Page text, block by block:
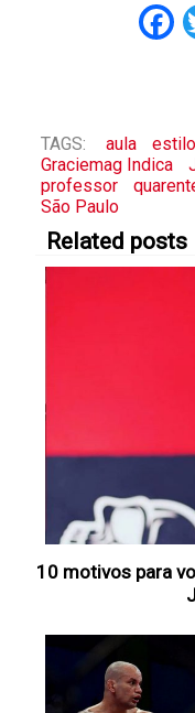
TAGS: aula
Graciemag Indica
professor
São Paulo
Related posts
10 motivos para